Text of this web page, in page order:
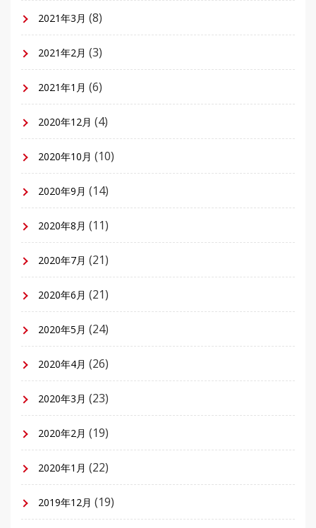
2021年3月 (8)
2021年2月 (3)
2021年1月 (6)
2020年12月 (4)
2020年10月 (10)
2020年9月 (14)
2020年8月 (11)
2020年7月 (21)
2020年6月 (21)
2020年5月 (24)
2020年4月 (26)
2020年3月 (23)
2020年2月 (19)
2020年1月 (22)
2019年12月 (19)